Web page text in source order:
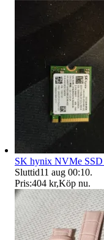
SK hynix NVMe
Sluttid11 aug 00:10.
Pris:404 kr,Köp nu.